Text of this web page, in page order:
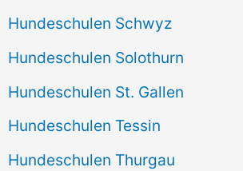
Hundeschulen Schwyz
Hundeschulen Solothurn
Hundeschulen St. Gallen
Hundeschulen Tessin
Hundeschulen Thurgau